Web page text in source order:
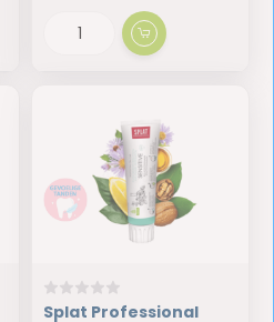
Splat Professional